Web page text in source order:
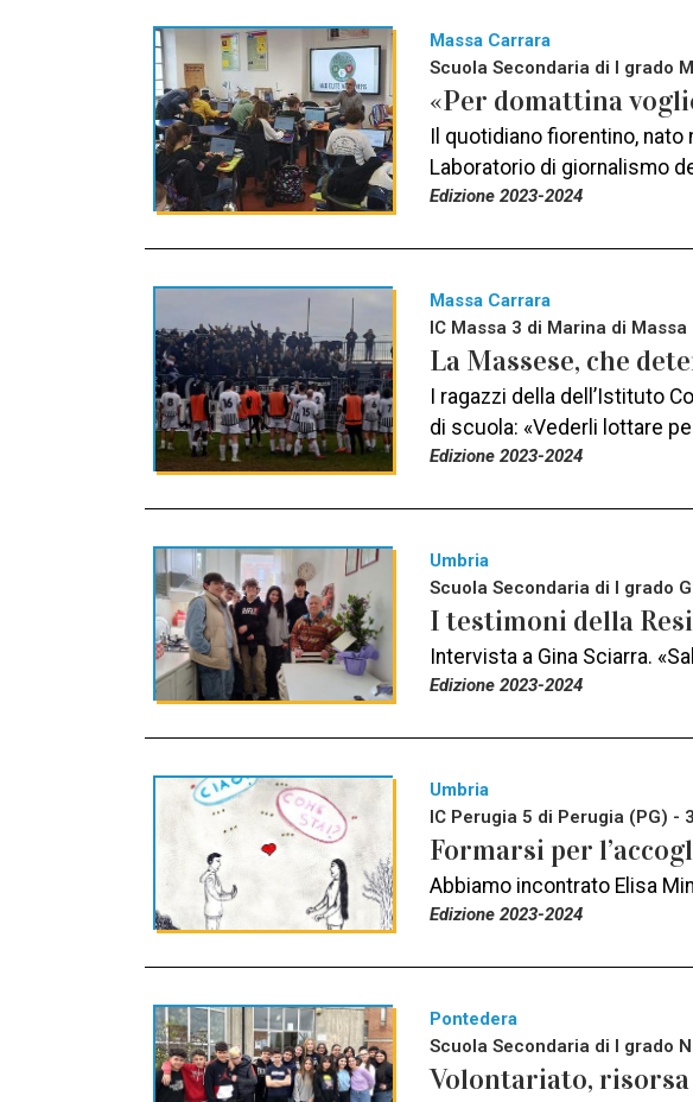
Massa Carrara
Scuola Secondaria di I grado
«Per domattina
Il quotidiano fiorentino,
Laboratorio di giornalismo
Edizione 2023-2024
Massa Carrara
IC Massa 3 di Marina di Massa
La Massese, che
I ragazzi della dell’Istituto
di scuola: «Vederli lottare
Edizione 2023-2024
Umbria
Scuola Secondaria di I grado
I testimoni della
Intervista a Gina Sciarra.
Edizione 2023-2024
Umbria
IC Perugia 5 di Perugia (PG) -
Formarsi per
Abbiamo incontrato Elisa
Edizione 2023-2024
Pontedera
Scuola Secondaria di I grado
Volontariato,